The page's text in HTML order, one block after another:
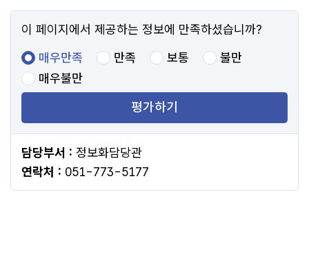
이 페이지에서 제공하는 정보에 만족하셨습니까?
매우만족
만족 보통
불만
매우불만
평가하기
담당부서 : 정보화담당관
연락처 : 051-773-5177